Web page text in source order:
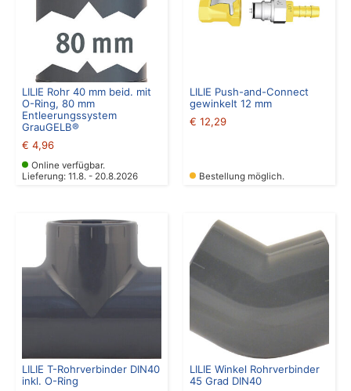
LILIE Rohr 40 mm beid. mit
O-Ring, 80 mm
Entleerungssystem
GrauGELB®
€ 4,96
Online verfügbar.
Lieferung: 11.8. - 20.8.2026
LILIE Push-and-Connect
gewinkelt 12 mm
€ 12,29
Bestellung möglich.
LILIE T-Rohrverbinder DIN40
inkl. O-Ring
LILIE Winkel Rohrverbinder
45 Grad DIN40